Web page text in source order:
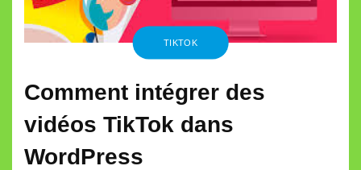
TIKTOK
Comment intégrer des
vidéos TikTok dans
WordPress